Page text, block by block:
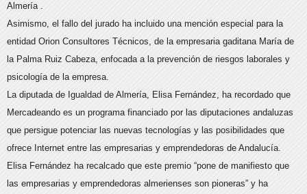
Almería .
Asimismo, el fallo del jurado ha incluido una mención especial para la
entidad Orion Consultores Técnicos, de la empresaria gaditana María de
la Palma Ruiz Cabeza, enfocada a la prevención de riesgos laborales y
psicología de la empresa.
La diputada de Igualdad de Almería, Elisa Fernández, ha recordado que
Mercadeando es un programa financiado por las diputaciones andaluzas
que persigue potenciar las nuevas tecnologías y las posibilidades que
ofrece Internet entre las empresarias y emprendedoras de Andalucía.
Elisa Fernández ha recalcado que este premio “pone de manifiesto que
las empresarias y emprendedoras almerienses son pioneras” y ha